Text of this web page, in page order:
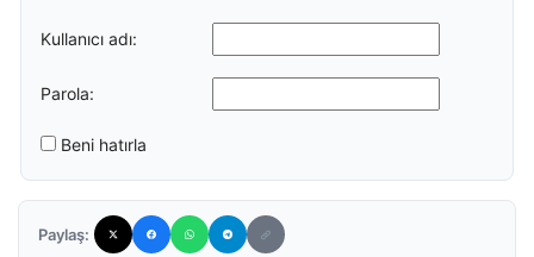
Kullanıcı adı:
Parola:
Beni hatırla
Paylaş: